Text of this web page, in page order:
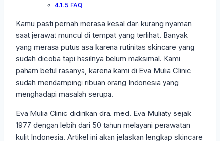
5 FAQ
Kamu pasti pernah merasa kesal dan kurang nyaman
saat jerawat muncul di tempat yang terlihat. Banyak
yang merasa putus asa karena rutinitas skincare yang
sudah dicoba tapi hasilnya belum maksimal. Kami
paham betul rasanya, karena kami di Eva Mulia Clinic
sudah mendampingi ribuan orang Indonesia yang
menghadapi masalah serupa.
Eva Mulia Clinic didirikan dra. med. Eva Muliaty sejak
1977 dengan lebih dari 50 tahun melayani perawatan
kulit Indonesia. Artikel ini akan jelaskan lengkap skincare